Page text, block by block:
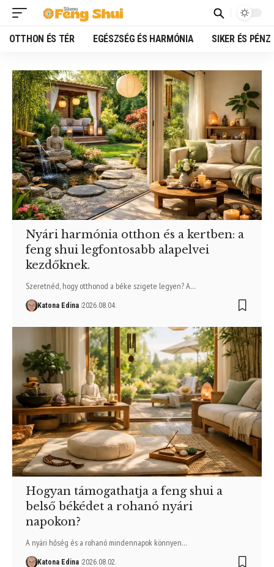
OTTHON ÉS TÉR EGÉSZSÉG ÉS HARMÓNIA SIKER ÉS PÉNZ
Nyári harmónia otthon és a kertben: a
feng shui legfontosabb alapelvei
kezdőknek.
Szeretnéd, hogy otthonod a béke szigete legyen? A…
Katona Edina 2026.08.04.
Hogyan támogathatja a feng shui a
belső békédet a rohanó nyári
napokon?
A nyári hőség és a rohanó mindennapok könnyen…
Katona Edina 2026.08.02.